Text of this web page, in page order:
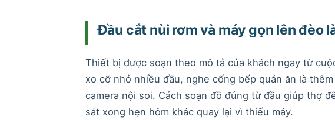
Đầu cắt nùi rơm và máy gọn lên đèo
Thiết bị được soạn theo mô tả của khách ngay từ
xo cỡ nhỏ nhiều đầu, nghe cống bếp quán ăn là
camera nội soi. Cách soạn đồ đúng từ đầu giúp thợ
sát xong hẹn hôm khác quay lại vì thiếu máy.